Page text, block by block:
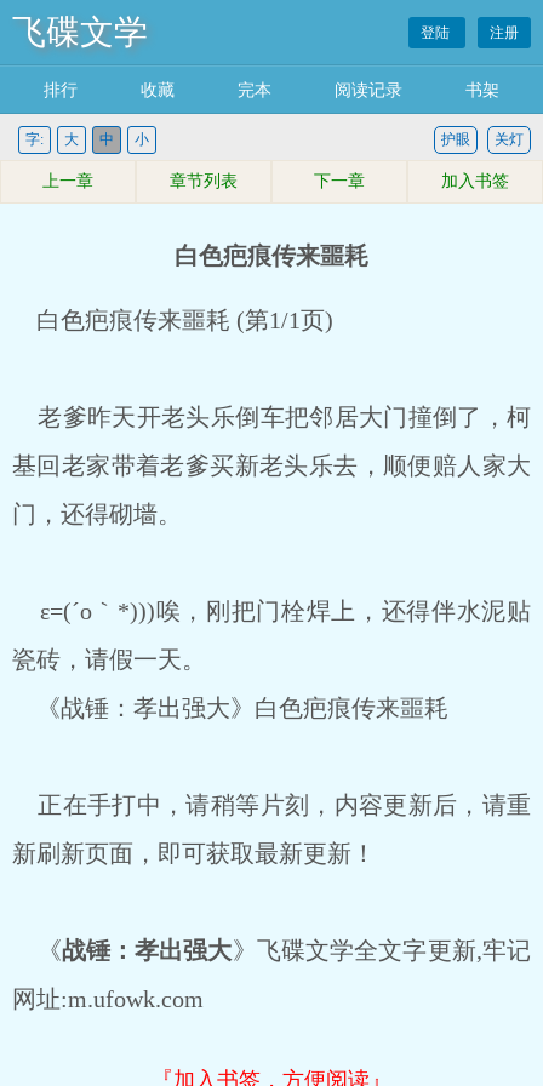
飞碟文学 登陆 注册
排行 收藏 完本 阅读记录 书架
字: 大 中 小 关灯
护眼
上一章 章节列表 下一章 加入书签
白色疤痕传来噩耗
白色疤痕传来噩耗 (第1/1页)
老爹昨天开老头乐倒车把邻居大门撞倒了，柯
基回老家带着老爹买新老头乐去，顺便赔人家大
门，还得砌墙。
ε=(´ο｀*)))唉，刚把门栓焊上，还得伴水泥贴
瓷砖，请假一天。
《战锤：孝出强大》白色疤痕传来噩耗
正在手打中，请稍等片刻，内容更新后，请重
新刷新页面，即可获取最新更新！
《战锤：孝出强大》飞碟文学全文字更新,牢记
网址:m.ufowk.com
『加入书签，方便阅读』